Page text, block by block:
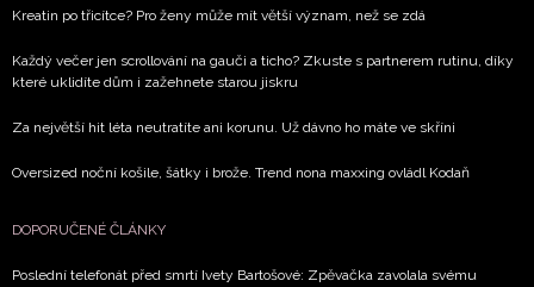
Kreatin po třicítce? Pro ženy může mít větší význam, než se zdá
Každý večer jen scrollování na gauči a ticho? Zkuste s partnerem rutinu, díky
které uklidíte dům i zažehnete starou jiskru
Za největší hit léta neutratíte ani korunu. Už dávno ho máte ve skříni
Oversized noční košile, šátky i brože. Trend nona maxxing ovládl Kodaň
DOPORUČENÉ ČLÁNKY
Poslední telefonát před smrtí Ivety Bartošové: Zpěvačka zavolala svému